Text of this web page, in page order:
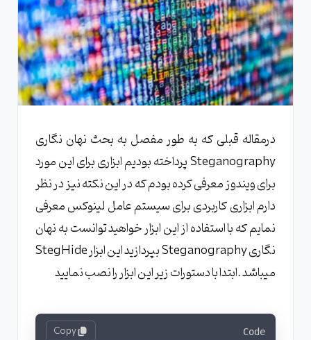
درمقاله قبلی که به طور مفصل به بحث نهان نگاری
Steganography پرداخته بودیم ابزاری برای این مورد
برای ویندوز معرفی کرده بودم که در این نکته نیز در نظر
دارم ابزاری کاربردی برای سیستم عامل لینوکس معرفی
نمایم که با استفاده از این ابزار خواهید توانست به نهان
نگاری Steganography بپردازید این ابزار StegHide
میباشد .ابتدا با دستورات زیر این ابزار را نصب نمایید
Code
Copy